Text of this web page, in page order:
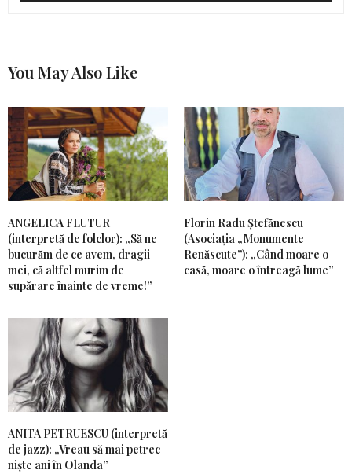
You May Also Like
ANGELICA FLUTUR
(interpretă de folclor): „Să ne
bucurăm de ce avem, dragii
mei, că altfel murim de
supărare înainte de vreme!”
Florin Radu Ștefănescu
(Asociația „Monumente
Renăscute”): „Când moare o
casă, moare o întreagă lume”
ANITA PETRUESCU (interpretă
de jazz): „Vreau să mai petrec
niște ani în Olanda”